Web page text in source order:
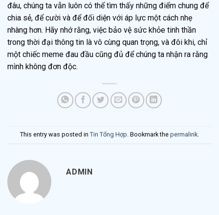
đâu, chúng ta vẫn luôn có thể tìm thấy những điểm chung để
chia sẻ, để cười và để đối diện với áp lực một cách nhẹ
nhàng hơn. Hãy nhớ rằng, việc bảo vệ sức khỏe tinh thần
trong thời đại thông tin là vô cùng quan trọng, và đôi khi, chỉ
một chiếc meme đau đầu cũng đủ để chúng ta nhận ra rằng
mình không đơn độc.
This entry was posted in Tin Tổng Hợp. Bookmark the permalink.
ADMIN